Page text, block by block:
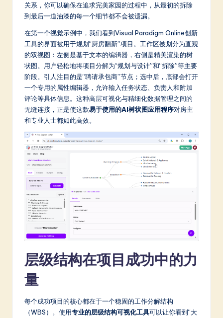
d
C
hi
L
in
A
&
关系，你可以确保在追求完美家园的过程中，从最初的拆除
到最后一道油漆的每一个细节都不会被遗漏。
在第一个视觉示例中，我们看到Visual Paradigm Online创新
工具的界面被用于规划“厨房翻新”项目。工作区被划分为直观
的双视图：左侧是基于文本的编辑器，右侧是精美渲染的树
状图。用户轻松地将项目分解为“规划与设计”和“拆除”等主要
阶段。引人注目的是“聘请承包商”节点；选中后，底部会打开
一个专用的属性编辑器，允许输入任务状态、负责人和附加
评论等具体信息。这种高层可视化与精细化数据管理之间的
无缝连接，正是使这款易于使用的AI树状图应用程序对房主
和专业人士都如此高效。
层级结构在项目成功中的力
量
每个成功项目的核心都在于一个稳固的工作分解结构
（WBS）。使用专业的层级结构可视化工具可以让你看到“大